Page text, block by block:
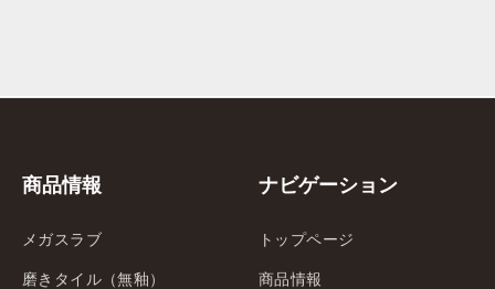
商品情報
メガスラブ
磨きタイル（無釉）
ナビゲーション
トップページ
商品情報